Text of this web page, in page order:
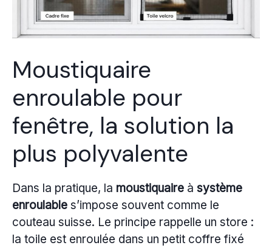
Moustiquaire
enroulable pour
fenêtre, la solution la
plus polyvalente
Dans la pratique, la moustiquaire à système
enroulable s’impose souvent comme le
couteau suisse. Le principe rappelle un store :
la toile est enroulée dans un petit coffre fixé